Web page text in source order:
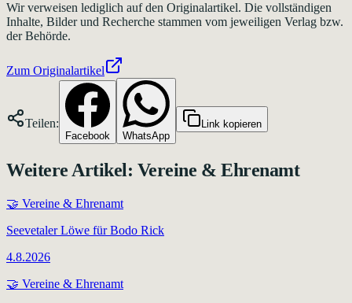
Wir verweisen lediglich auf den Originalartikel. Die vollständigen
Inhalte, Bilder und Recherche stammen vom jeweiligen Verlag bzw.
der Behörde.
Zum Originalartikel
Teilen:
Facebook WhatsApp
Link kopieren
Weitere Artikel: Vereine & Ehrenamt
🤝 Vereine & Ehrenamt
Seevetaler Löwe für Bodo Rick
4.8.2026
🤝 Vereine & Ehrenamt